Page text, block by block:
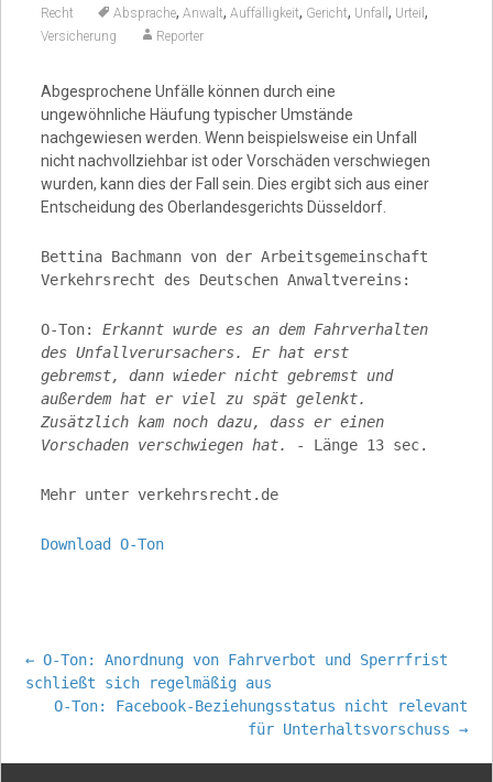
Recht Absprache, Anwalt, Auffälligkeit, Gericht, Unfall , Urteil ,
Versicherung Reporter
Abgesprochene Unfälle können durch eine
ungewöhnliche Häufung typischer Umstände
nachgewiesen werden. Wenn beispielsweise ein Unfall
nicht nachvollziehbar ist oder Vorschäden verschwiegen
wurden, kann dies der Fall sein. Dies ergibt sich aus einer
Entscheidung des Oberlandesgerichts Düsseldorf.
Bettina Bachmann von der Arbeitsgemeinschaft
Verkehrsrecht des Deutschen Anwaltvereins:
O-Ton: Erkannt wurde es an dem Fahrverhalten
des Unfallverursachers. Er hat erst
gebremst, dann wieder nicht gebremst und
außerdem hat er viel zu spät gelenkt.
Zusätzlich kam noch dazu, dass er einen
Vorschaden verschwiegen hat.
- Länge 13 sec.
Mehr unter verkehrsrecht.de
Download O-Ton
Post
navigation
← O-Ton: Anordnung von Fahrverbot und Sperrfrist
schließt sich regelmäßig aus
O-Ton: Facebook-Beziehungsstatus nicht relevant
für Unterhaltsvorschuss →